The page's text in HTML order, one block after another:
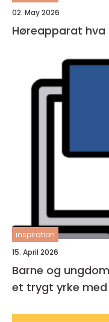
02. May 2026
inspiration
15. April 2026
Barne og
et trygt yrke med